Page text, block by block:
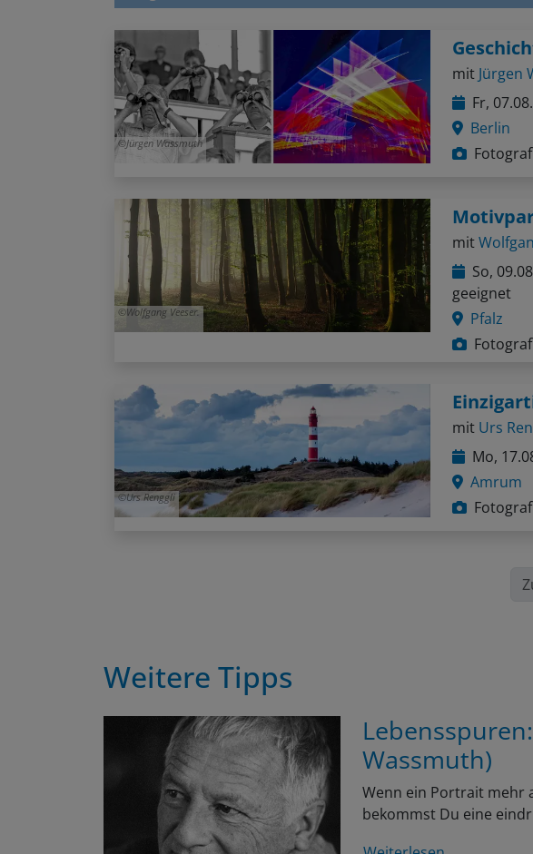
Jürgen Wassmuth
mit Jürgen
Fr,
Berlin
Wolfgang Veeser.
mit
So,
geeignet
Pfalz
Urs Renggli
mit Urs
Mo,
Amrum
Weitere Tipps
Wassmuth)
Wenn ein Portrait mehr
bekommst Du eine
Weiterlesen